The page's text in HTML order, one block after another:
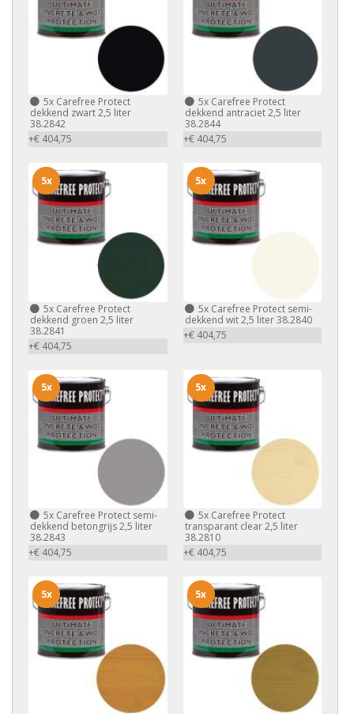
5x Carefree Protect
dekkend zwart 2,5 liter
38.2842
+€ 404,75
5xCarefree Protect
dekkend antraciet 2,5 liter
38.2844
+€ 404,75
5x Carefree Protect
dekkend groen 2,5 liter
38.2841
+€ 404,75
5x
5xCarefree Protect semi-
dekkend wit 2,5 liter 38.2840
+€ 404,75
5x
5x Carefree Protect semi-
dekkend betongrijs 2,5 liter
38.2843
+€ 404,75
5x
5xCarefree Protect
transparant clear 2,5 liter
38.2810
+€ 404,75
5x
5x 5x